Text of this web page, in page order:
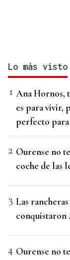
Lo más visto
Ana Hornos,
es para vivir,
perfecto
Ourense no
coche de las
Las
conquistaron
Ourense no